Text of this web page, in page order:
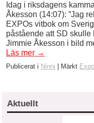
Idag i riksdagens
Åkesson (14:07): ”Jag
EXPOs vitbok om
påstående att SD skulle
Jimmie Åkesson i bild
Läs mer →
Publicerat i Ninni Märkt Expo
Aktuellt